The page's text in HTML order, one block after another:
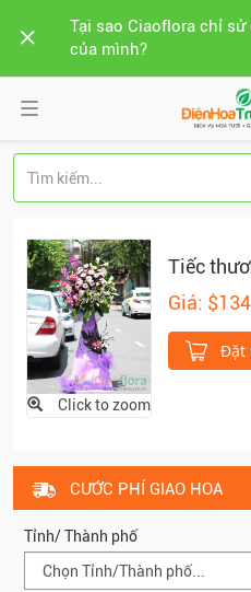
Tại sao Ciaoflora chỉ
của mình?
Click to zoom
Tiếc
Giá:
Đặt
CƯỚC PHÍ GIAO HOA
Tỉnh/ Thành phố